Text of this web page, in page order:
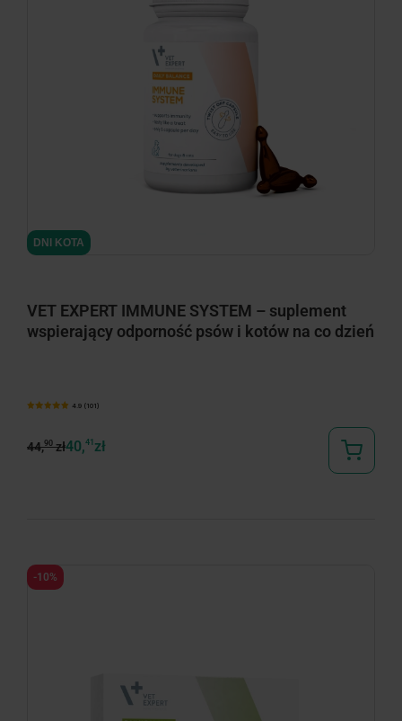
DNI KOTA
VET EXPERT IMMUNE SYSTEM – suplement
wspierający odporność psów i kotów na co dzień
4.9 (101)
44,90zł40,41 zł
-10%